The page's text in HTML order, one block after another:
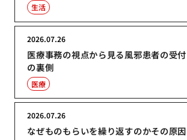
生活
医療事務の視点から見る風邪患者の受
の裏側
2026.07.26
医療
なぜものもらいを繰り返すのかその原
2026.07.26